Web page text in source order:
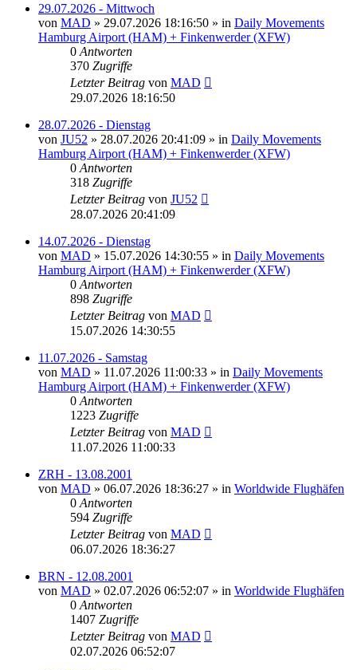
29.07.2026 - Mittwoch
von MAD » 29.07.2026 18:16:50 » in Daily Movements
Hamburg Airport (HAM) + Finkenwerder (XFW)
0 Antworten
370 Zugriffe
Letzter Beitrag von MAD
29.07.2026 18:16:50
28.07.2026 - Dienstag
von JU52 » 28.07.2026 20:41:09 » in Daily Movements
Hamburg Airport (HAM) + Finkenwerder (XFW)
0 Antworten
318 Zugriffe
Letzter Beitrag von JU52
28.07.2026 20:41:09
14.07.2026 - Dienstag
von MAD » 15.07.2026 14:30:55 » in Daily Movements
Hamburg Airport (HAM) + Finkenwerder (XFW)
0 Antworten
898 Zugriffe
Letzter Beitrag von MAD
15.07.2026 14:30:55
11.07.2026 - Samstag
von MAD » 11.07.2026 11:00:33 » in Daily Movements
Hamburg Airport (HAM) + Finkenwerder (XFW)
0 Antworten
1223 Zugriffe
Letzter Beitrag von MAD
11.07.2026 11:00:33
ZRH - 13.08.2001
von MAD » 06.07.2026 18:36:27 » in Worldwide Flughäfen
0 Antworten
594 Zugriffe
Letzter Beitrag von MAD
06.07.2026 18:36:27
BRN - 12.08.2001
von MAD » 02.07.2026 06:52:07 » in Worldwide Flughäfen
0 Antworten
1407 Zugriffe
Letzter Beitrag von MAD
02.07.2026 06:52:07